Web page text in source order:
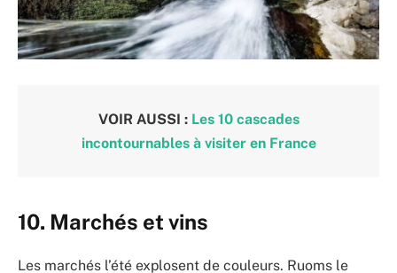
VOIR AUSSI : Les 10 cascades
incontournables à visiter en France
10. Marchés et vins
Les marchés l’été explosent de couleurs. Ruoms le